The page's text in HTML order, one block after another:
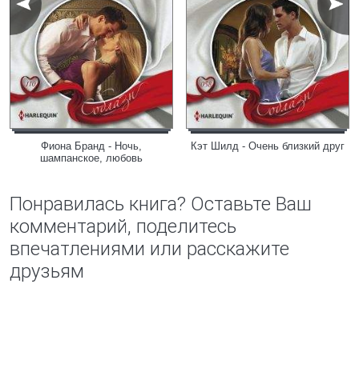
Фиона Бранд - Ночь,
шампанское, любовь
Кэт Шилд - Очень близкий друг
Понравилась книга? Оставьте Ваш
комментарий, поделитесь
впечатлениями или расскажите
друзьям